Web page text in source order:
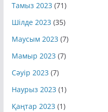
Тамыз 2023 (71)
Шілде 2023 (35)
Маусым 2023 (7)
Мамыр 2023 (7)
Сәуір 2023 (7)
Наурыз 2023 (1)
Қаңтар 2023 (1)